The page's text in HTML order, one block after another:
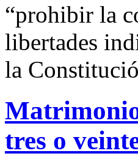
“prohibir la
libertades
la
tres o